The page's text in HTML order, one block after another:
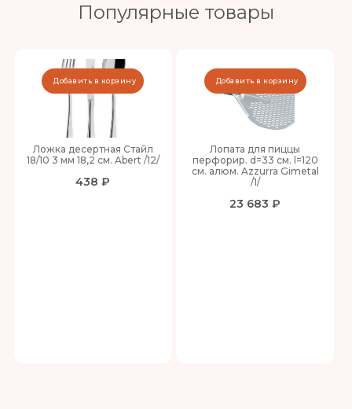
Популярные товары
Ложка десертная Стайл
18/10 3 мм 18,2 см. Abert /12/
438 ₽
Добавить в корзину
Лопата для пиццы
перфорир. d=33 см. l=120
см. алюм. Azzurra Gimetal
/1/
23 683 ₽
Добавить в корзину